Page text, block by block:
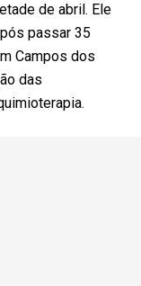
de abril. Ele
passar 35
Campos dos
das